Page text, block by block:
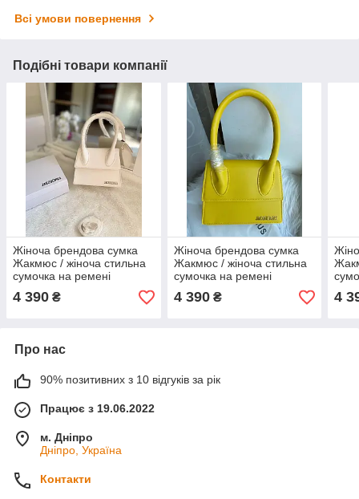
Всі умови повернення
Подібні товари компанії
Жіноча брендова сумка
Жакмюс / жіноча стильна
сумочка на ремені
Jacquemus
4 390 ₴
Жіноча брендова сумка
Жакмюс / жіноча стильна
сумочка на ремені
Jacquemus
4 390₴ 4
Про нас
90% позитивних з 10 відгуків за рік
Працює з 19.06.2022
м. Дніпро
Дніпро, Україна
Контакти